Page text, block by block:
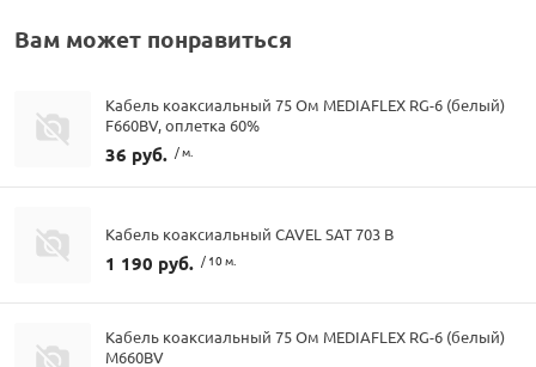
Вам может понравиться
Кабель коаксиальный 75 Ом MEDIAFLEX RG-6 (белый)
F660BV, оплетка 60%
36 руб. / м.
Кабель коаксиальный CAVEL SAT 703 B
1 190 руб. / 10 м.
Кабель коаксиальный 75 Ом MEDIAFLEX RG-6 (белый)
М660BV